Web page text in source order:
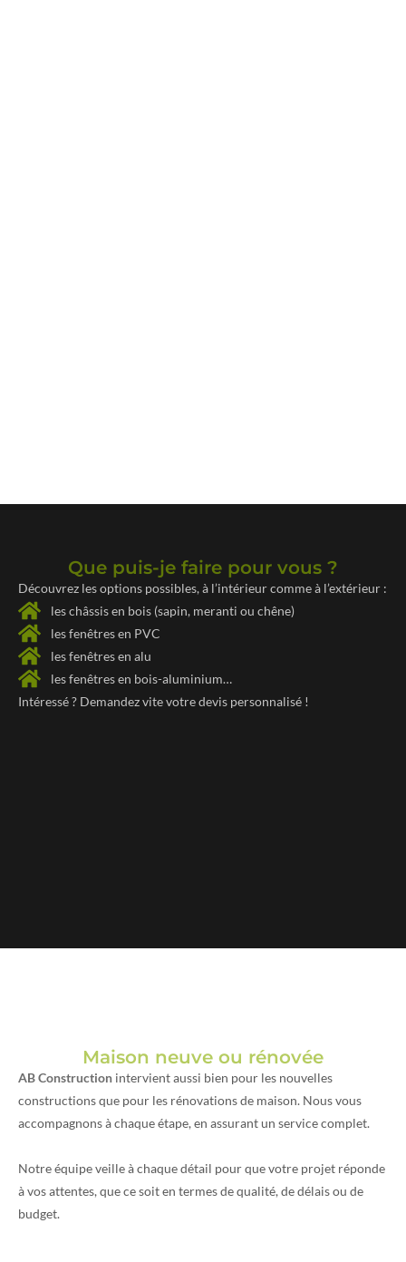
Que puis-je faire pour vous ?
Découvrez les options possibles, à l’intérieur comme à l’extérieur :
les châssis en bois (sapin, meranti ou chêne)
les fenêtres en PVC
les fenêtres en alu
les fenêtres en bois-aluminium…
Intéressé ? Demandez vite votredevis personnalisé !
Maison neuve ou rénovée
AB Construction intervient aussi bien pour les nouvelles
constructions que pour les rénovations de maison. Nous vous
accompagnons à chaque étape, en assurant un service complet.
Notre équipe veille à chaque détail pour que votre projet réponde
à vos attentes, que ce soit en termes de qualité, de délais ou de
budget.